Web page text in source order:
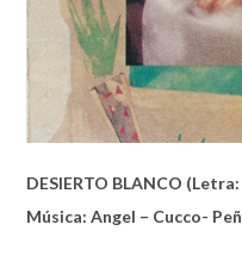
DESIERTO BLANCO
Música: Angel – Cucco-